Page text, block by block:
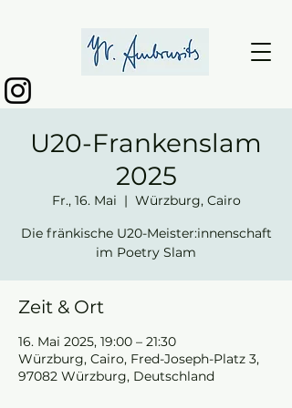
U20-Frankenslam
2025
Fr., 16. Mai
  |
Würzburg, Cairo
Die fränkische U20-Meister:innenschaft
im Poetry Slam
Zeit & Ort
16. Mai 2025, 19:00 – 21:30
Würzburg, Cairo, Fred-Joseph-Platz 3,
97082 Würzburg, Deutschland